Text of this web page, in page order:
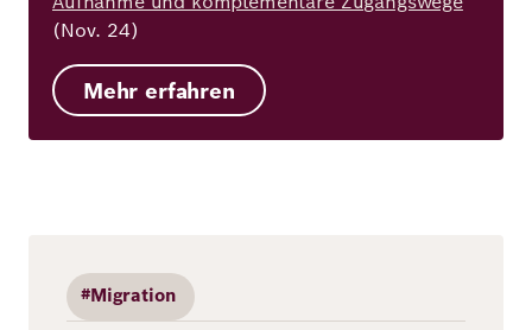
(Nov. 24)
Mehr erfahren
#Migration